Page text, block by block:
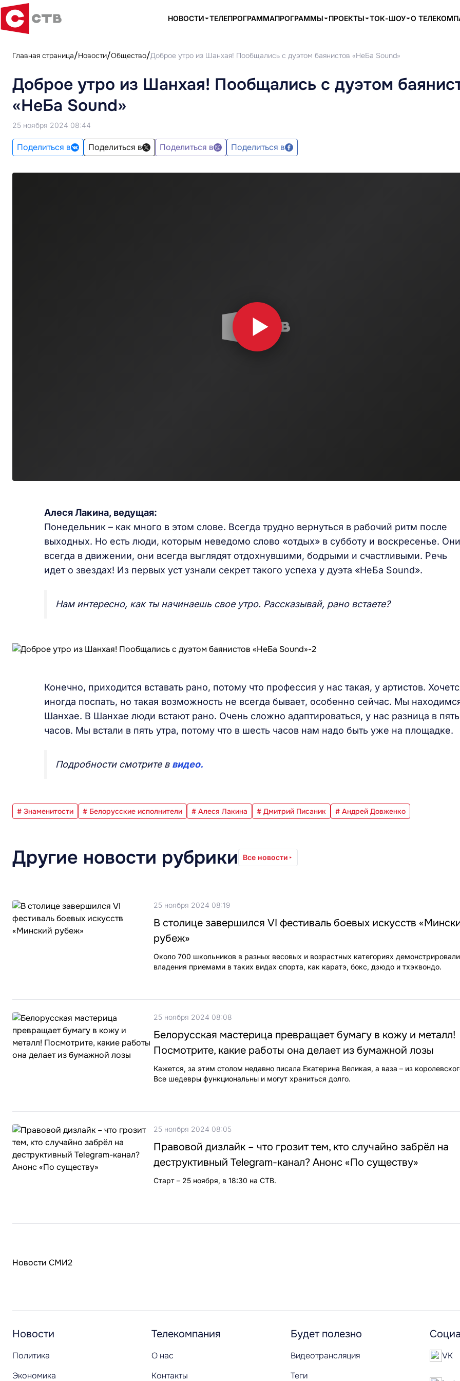
НОВОСТИ ТЕЛЕПРОГРАММАПРОГРАММЫ ПРОЕКТЫ ТОК-ШОУ О
Главная страница Новости Общество Доброе утро из Шанхая! Пообщались с дуэтом баянистов «НеБа Sound»
Доброе утро из Шанхая! Пообщались с дуэтом
«НеБа Sound»
25 ноября 2024 08:44
Поделиться в Поделиться в Поделиться в Поделиться в
Алеся Лакина, ведущая:
Понедельник – как много в этом слове. Всегда трудно вернуться в рабочий ритм после
выходных. Но есть люди, которым неведомо слово «отдых» в субботу и воскресенье. Они
всегда в движении, они всегда выглядят отдохнувшими, бодрыми и счастливыми. Речь
идет о звездах! Из первых уст узнали секрет такого успеха у дуэта «НеБа Sound».
Нам интересно, как ты начинаешь свое утро. Рассказывай, рано встаете?
Конечно, приходится вставать рано, потому что профессия у нас такая, у артистов.
иногда поспать, но такая возможность не всегда бывает, особенно сейчас. Мы
Шанхае. В Шанхае люди встают рано. Очень сложно адаптироваться, у нас разница в пять
часов. Мы встали в пять утра, потому что в шесть часов нам надо быть уже на площадке.
Подробности смотрите в видео.
# Знаменитости # Белорусские исполнители # Алеся Лакина # Дмитрий Писаник # Андрей Довженко
Другие новости рубрики Все новости
25 ноября 2024 08:19
В столице завершился VI фестиваль боевых искусств
рубеж»
Около 700 школьников в разных весовых и возрастных категориях
владения приемами в таких видах спорта, как каратэ, бокс, дзюдо и тхэквондо.
25 ноября 2024 08:08
Белорусская мастерица превращает бумагу в кожу и металл!
Посмотрите, какие работы она делает из бумажной лозы
Кажется, за этим столом недавно писала Екатерина Великая, а ваза – из
Все шедевры функциональны и могут храниться долго.
25 ноября 2024 08:05
Правовой дизлайк – что грозит тем, кто случайно забрёл на
деструктивный Telegram-канал? Анонс «По существу»
Старт – 25 ноября, в 18:30 на СТВ.
Новости СМИ2
Новости
Политика
Экономика
Телекомпания
О нас
Контакты
Будет полезно
Видеотрансляция
Теги
VK